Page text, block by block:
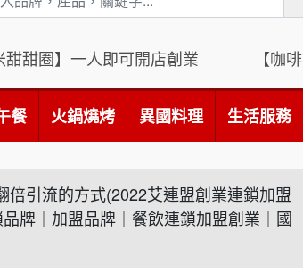
甜甜圈】一人即可開店創業
餐 火鍋燒烤 異國料理 生活服務
引流的方式(2022艾連盟創業連鎖加盟
牌｜加盟品牌｜餐飲連鎖加盟創業｜國